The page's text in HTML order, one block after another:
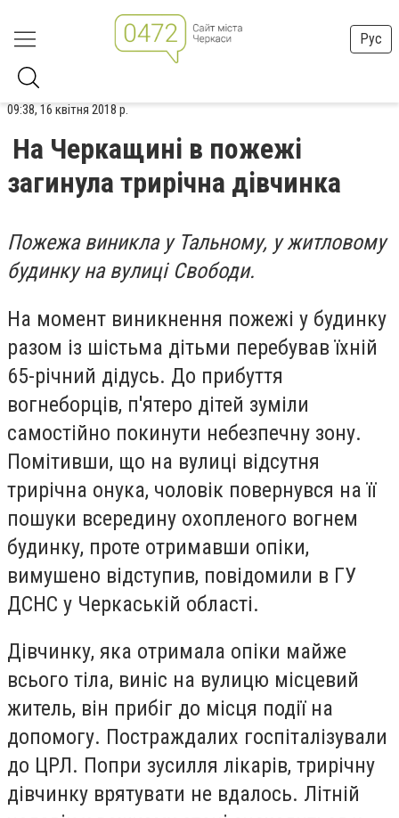
Рус
09:38, 16 квітня 2018 р.
На Черкащині в пожежі
загинула трирічна дівчинка
Пожежа виникла у Тальному, у житловому
будинку на вулиці Свободи.
На момент виникнення пожежі у будинку
разом із шістьма дітьми перебував їхній
65-річний дідусь. До прибуття
вогнеборців, п'ятеро дітей зуміли
самостійно покинути небезпечну зону.
Помітивши, що на вулиці відсутня
трирічна онука, чоловік повернувся на її
пошуки всередину охопленого вогнем
будинку, проте отримавши опіки,
вимушено відступив, повідомили в ГУ
ДСНС у Черкаській області.
Дівчинку, яка отримала опіки майже
всього тіла, виніс на вулицю місцевий
житель, він прибіг до місця події на
допомогу. Постраждалих госпіталізували
до ЦРЛ. Попри зусилля лікарів, трирічну
дівчинку врятувати не вдалось. Літній